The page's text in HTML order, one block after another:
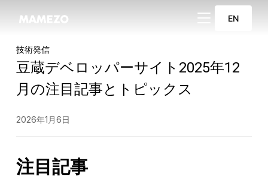
サイドバーとナビ
EN
技術発信
豆蔵デベロッパーサイト2025年12
月の注目記事とトピックス
2026年1月6日
注目記事